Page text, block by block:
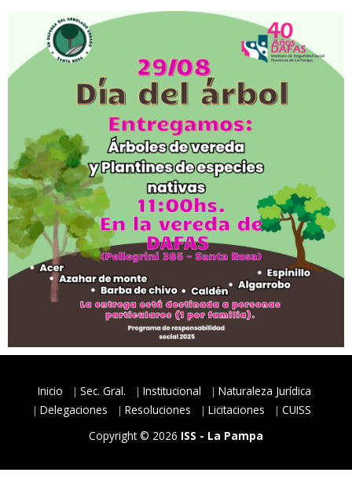
Inicio Sec. Gral. Institucional
Naturaleza Jurídica
Delegaciones
Resoluciones Licitaciones
CUISS
Copyright © 2026 ISS - La Pampa